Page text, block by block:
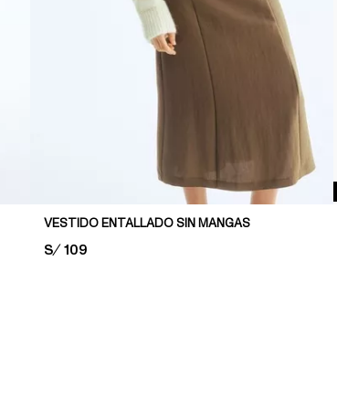
VESTIDO ENTALLADO SIN MANGAS
PRICE:
S/ 109